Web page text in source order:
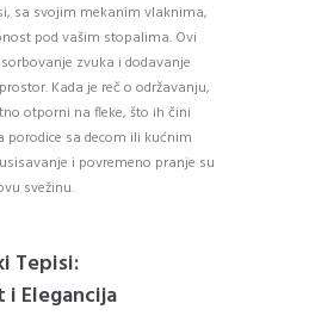
sa svojim mekanim vlaknima,
pod vašim stopalima. Ovi
zvuka i dodavanje
Kada je reč o održavanju,
otporni na fleke, što ih čini
sa decom ili kućnim
i povremeno pranje su
svežinu.
Tepisi:
Elegancija